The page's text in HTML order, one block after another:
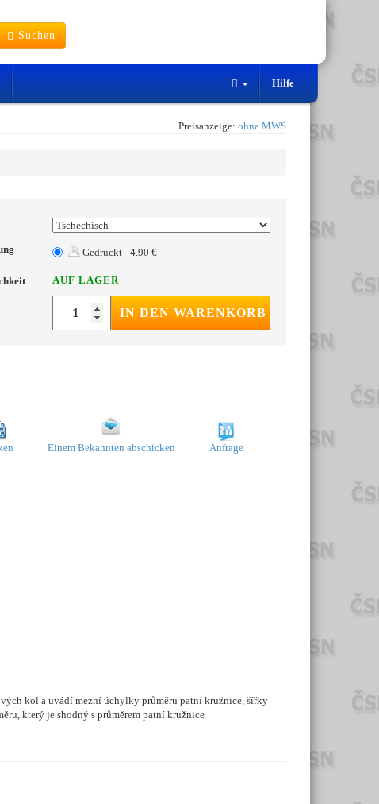
Suchen
Hilfe
Preisanzeige: ohne MWS
Gedruckt - 4.90 €
AUF LAGER
IN DEN WARENKORB
Einem Bekannten abschicken Anfrage
kol a uvádí mezní úchylky průměru patní kružnice, šířky
který je shodný s průměrem patní kružnice